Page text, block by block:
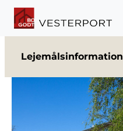
Gå til hovedindhold
Lejemålsinformation